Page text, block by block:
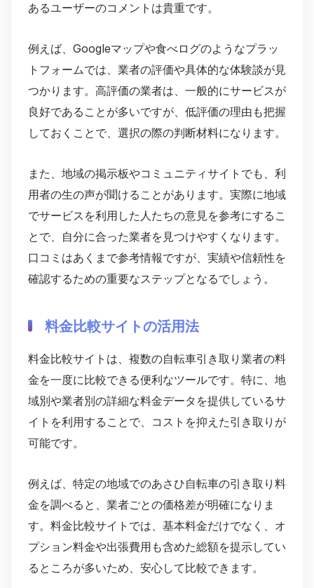
あるユーザーのコメントは貴重です。
例えば、Googleマップや食べログのようなプラッ
トフォームでは、業者の評価や具体的な体験談が見
つかります。高評価の業者は、一般的にサービスが
良好であることが多いですが、低評価の理由も把握
しておくことで、選択の際の判断材料になります。
また、地域の掲示板やコミュニティサイトでも、利
用者の生の声が聞けることがあります。実際に地域
でサービスを利用した人たちの意見を参考にするこ
とで、自分に合った業者を見つけやすくなります。
口コミはあくまで参考情報ですが、実績や信頼性を
確認するための重要なステップとなるでしょう。
料金比較サイトの活用法
料金比較サイトは、複数の自転車引き取り業者の料
金を一度に比較できる便利なツールです。特に、地
域別や業者別の詳細な料金データを提供しているサ
イトを利用することで、コストを抑えた引き取りが
可能です。
例えば、特定の地域でのあさひ自転車の引き取り料
金を調べると、業者ごとの価格差が明確になりま
す。料金比較サイトでは、基本料金だけでなく、オ
プション料金や出張費用も含めた総額を提示してい
るところが多いため、安心して比較できます。